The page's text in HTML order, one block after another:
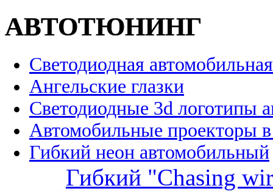
АВТОТЮНИНГ
Светодиодная
Ангельские глазки
Светодиодные 3d логотипы
Автомобильные проекторы
Гибкий неон автомобильный
Гибкий "Chasing